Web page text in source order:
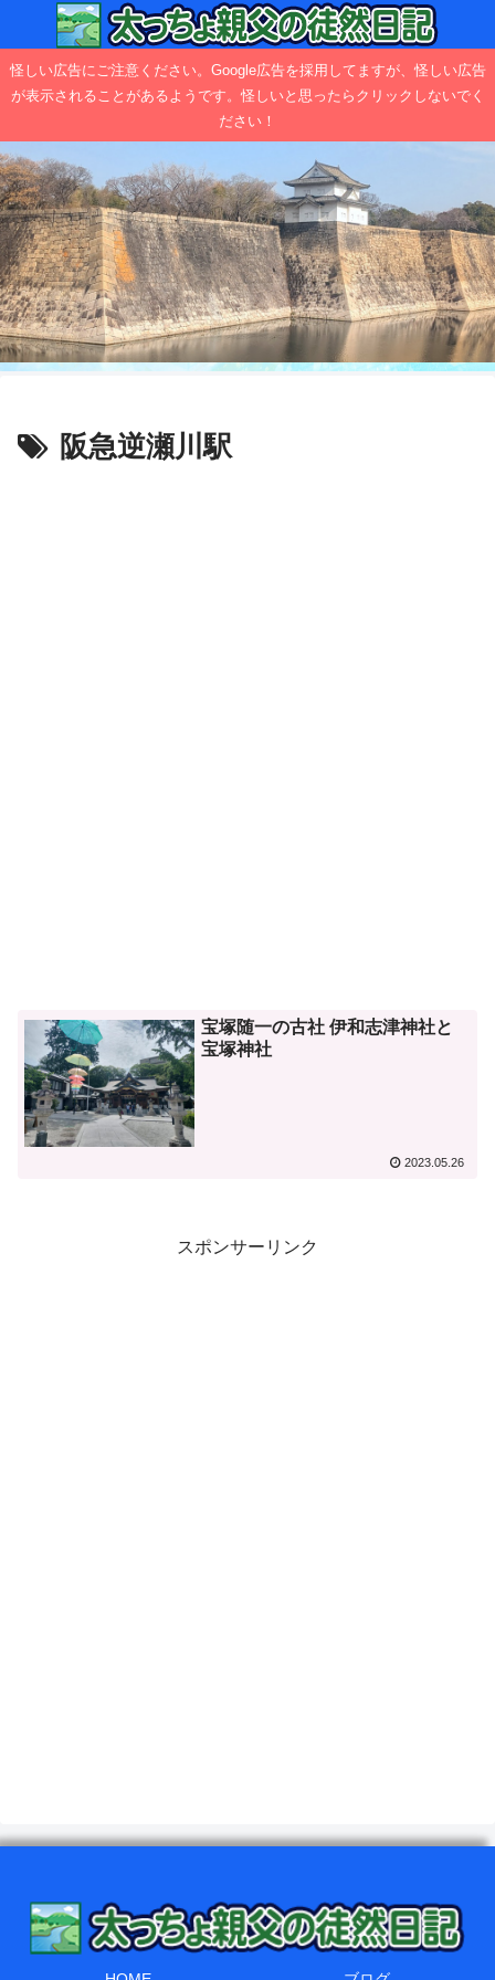
怪しい広告にご注意ください。Google広告を採用してますが、怪しい広告
が表示されることがあるようです。怪しいと思ったらクリックしないでく
ださい！
阪急逆瀬川駅
宝塚随一の古社 伊和志津神社と
宝塚神社
2023.05.26
スポンサーリンク